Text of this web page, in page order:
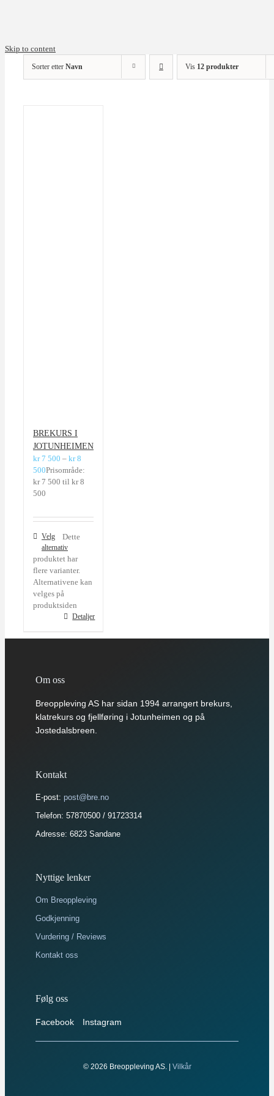
Skip to content
Sorter etter Navn Vis 12 produkter
BREKURS I
JOTUNHEIMEN
kr7 500 – kr8
500Prisområde:
kr 7 500 til kr 8
500
Velg
alternativ
Dette
produktet har
flere varianter.
Alternativene kan
velges på
produktsiden
Detaljer
Om oss
Breoppleving AS har sidan 1994 arrangert brekurs,
klatrekurs og fjellføring i Jotunheimen og på
Jostedalsbreen.
Kontakt
E-post: post@bre.no
Telefon: 57870500 / 91723314
Adresse: 6823 Sandane
Nyttige lenker
Om Breoppleving
Godkjenning
Vurdering / Reviews
Kontakt oss
Følg oss
Facebook Instagram
© 2026 Breoppleving AS. | Vilkår